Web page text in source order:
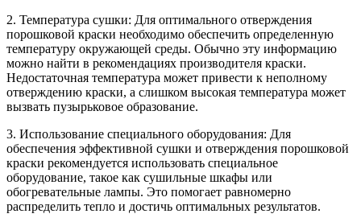
2. Температура сушки: Для оптимального отверждения
порошковой краски необходимо обеспечить определенную
температуру окружающей среды. Обычно эту информацию
можно найти в рекомендациях производителя краски.
Недостаточная температура может привести к неполному
отверждению краски, а слишком высокая температура может
вызвать пузырьковое образование.
3. Использование специального оборудования: Для
обеспечения эффективной сушки и отверждения порошковой
краски рекомендуется использовать специальное
оборудование, такое как сушильные шкафы или
обогревательные лампы. Это помогает равномерно
распределить тепло и достичь оптимальных результатов.